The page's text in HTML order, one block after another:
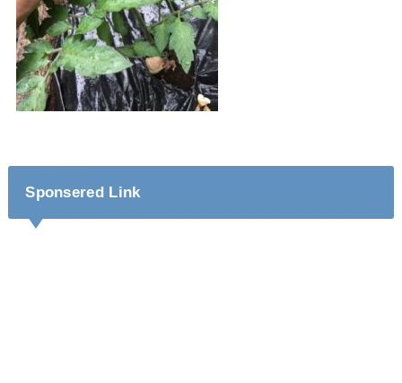
Sponsered Link